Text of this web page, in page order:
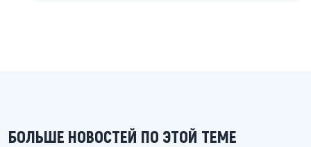
БОЛЬШЕ НОВОСТЕЙ ПО ЭТОЙ ТЕМЕ